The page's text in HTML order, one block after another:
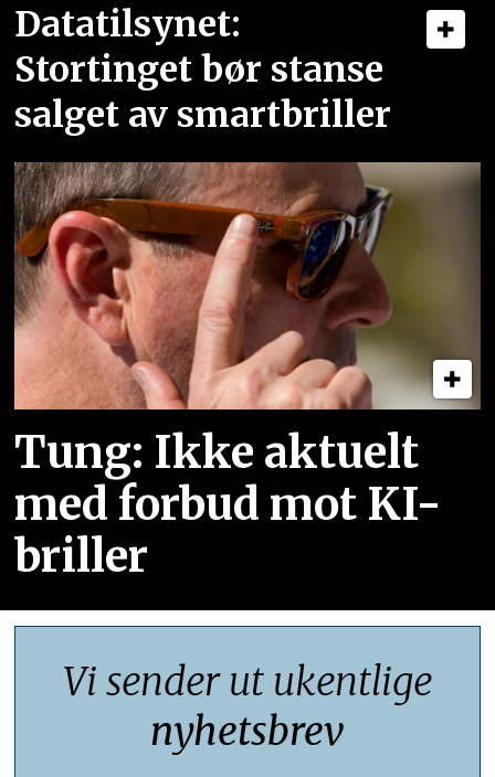
Datatilsynet:
Stortinget bør stanse
salget av smartbriller
Tung: Ikke aktuelt
med forbud mot KI-
briller
Vi sender ut ukentlige
nyhetsbrev